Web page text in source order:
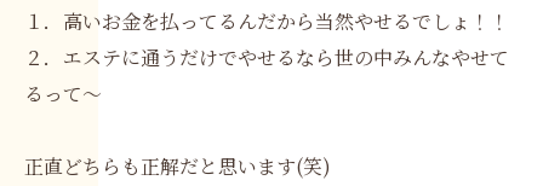
１．高いお金を払ってるんだから当然やせるでしょ！！
２．エステに通うだけでやせるなら世の中みんなやせて
るって～
正直どちらも正解だと思います(笑)